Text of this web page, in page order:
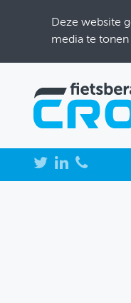
Deze website
media te tonen
NIEUWS